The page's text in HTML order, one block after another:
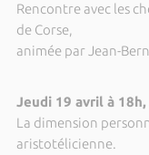
Rencontre avec les
de Corse,
animée par Jean-
Jeudi 19 avril à
La dimension
aristotélicienne.